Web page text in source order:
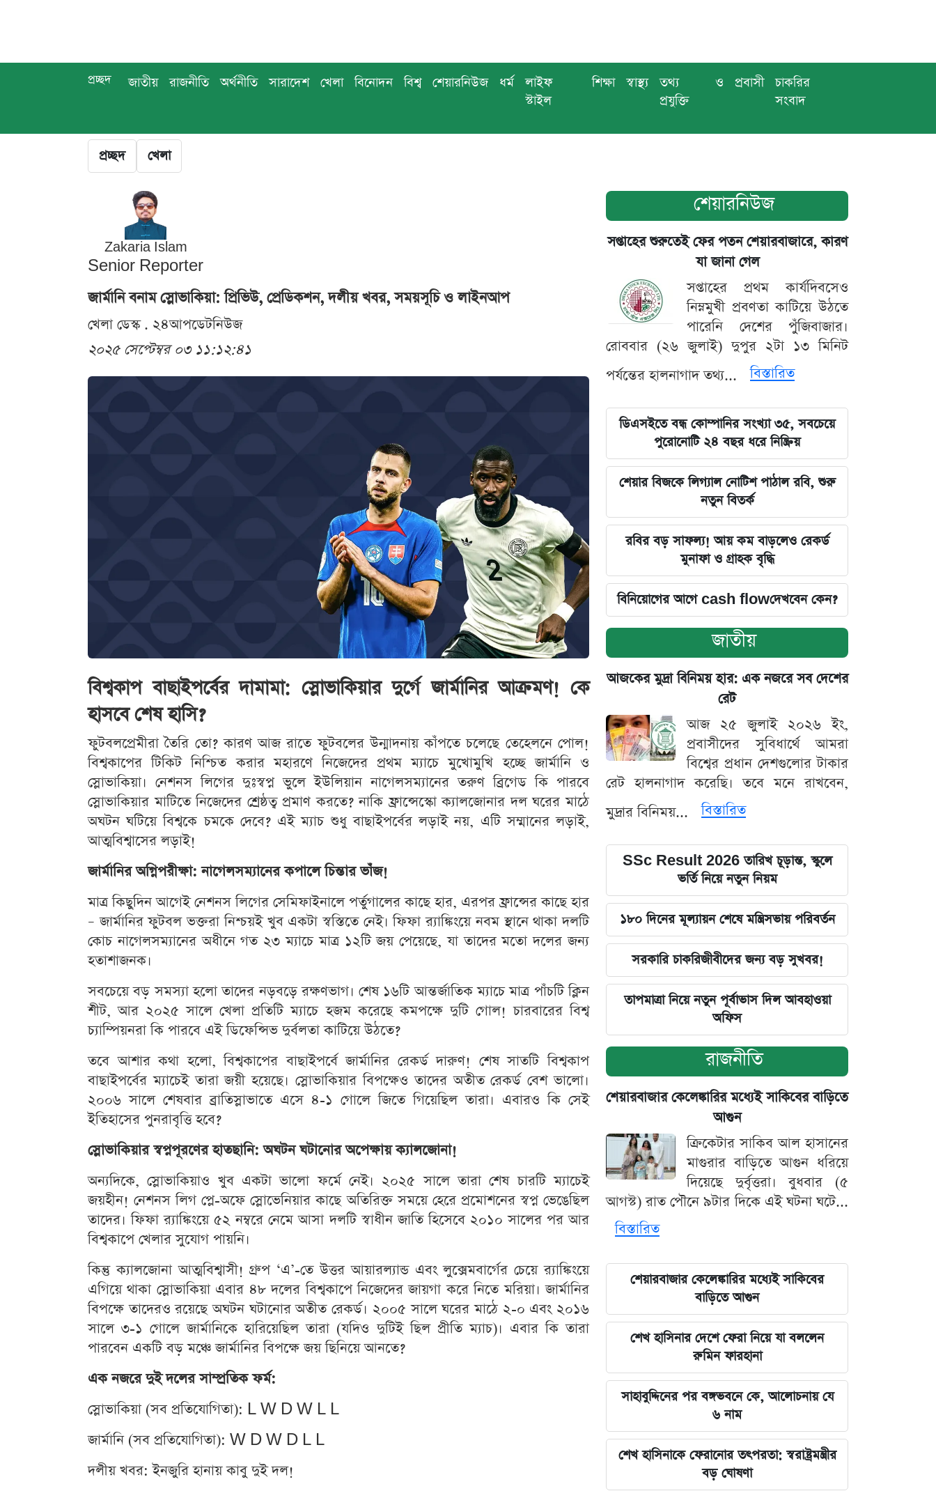
প্রচ্ছদ জাতীয় রাজনীতি অর্থনীতি সারাদেশ খেলা বিনোদন বিশ্ব শেয়ারনিউজ ধর্ম
লাইফ
স্টাইল
শিক্ষা স্বাস্থ্য
তথ্য ও
প্রযুক্তি
প্রবাসী
চাকরির
সংবাদ
প্রচ্ছদ খেলা
Zakaria Islam
Senior Reporter
জার্মানি বনাম স্লোভাকিয়া: প্রিভিউ, প্রেডিকশন, দলীয় খবর, সময়সূচি ও লাইনআপ
খেলা ডেস্ক . ২৪আপডেটনিউজ
২০২৫ সেপ্টেম্বর ০৩ ১১:১২:৪১
বিশ্বকাপ বাছাইপর্বের দামামা: স্লোভাকিয়ার দুর্গে জার্মানির আক্রমণ! কে
হাসবে শেষ হাসি?
ফুটবলপ্রেমীরা তৈরি তো? কারণ আজ রাতে ফুটবলের উন্মাদনায় কাঁপতে চলেছে তেহেলনে পোল!
বিশ্বকাপের টিকিট নিশ্চিত করার মহারণে নিজেদের প্রথম ম্যাচে মুখোমুখি হচ্ছে জার্মানি ও
স্লোভাকিয়া। নেশনস লিগের দুঃস্বপ্ন ভুলে ইউলিয়ান নাগেলসম্যানের তরুণ ব্রিগেড কি পারবে
স্লোভাকিয়ার মাটিতে নিজেদের শ্রেষ্ঠত্ব প্রমাণ করতে? নাকি ফ্রান্সেস্কো ক্যালজোনার দল ঘরের মাঠে
অঘটন ঘটিয়ে বিশ্বকে চমকে দেবে? এই ম্যাচ শুধু বাছাইপর্বের লড়াই নয়, এটি সম্মানের লড়াই,
আত্মবিশ্বাসের লড়াই!
জার্মানির অগ্নিপরীক্ষা: নাগেলসম্যানের কপালে চিন্তার ভাঁজ!
মাত্র কিছুদিন আগেই নেশনস লিগের সেমিফাইনালে পর্তুগালের কাছে হার, এরপর ফ্রান্সের কাছে হার
– জার্মানির ফুটবল ভক্তরা নিশ্চয়ই খুব একটা স্বস্তিতে নেই। ফিফা র‍্যাঙ্কিংয়ে নবম স্থানে থাকা দলটি
কোচ নাগেলসম্যানের অধীনে গত ২৩ ম্যাচে মাত্র ১২টি জয় পেয়েছে, যা তাদের মতো দলের জন্য
হতাশাজনক।
সবচেয়ে বড় সমস্যা হলো তাদের নড়বড়ে রক্ষণভাগ। শেষ ১৬টি আন্তর্জাতিক ম্যাচে মাত্র পাঁচটি ক্লিন
শীট, আর ২০২৫ সালে খেলা প্রতিটি ম্যাচে হজম করেছে কমপক্ষে দুটি গোল! চারবারের বিশ্ব
চ্যাম্পিয়নরা কি পারবে এই ডিফেন্সিভ দুর্বলতা কাটিয়ে উঠতে?
তবে আশার কথা হলো, বিশ্বকাপের বাছাইপর্বে জার্মানির রেকর্ড দারুণ! শেষ সাতটি বিশ্বকাপ
বাছাইপর্বের ম্যাচেই তারা জয়ী হয়েছে। স্লোভাকিয়ার বিপক্ষেও তাদের অতীত রেকর্ড বেশ ভালো।
২০০৬ সালে শেষবার ব্রাতিস্লাভাতে এসে ৪-১ গোলে জিতে গিয়েছিল তারা। এবারও কি সেই
ইতিহাসের পুনরাবৃত্তি হবে?
স্লোভাকিয়ার স্বপ্নপূরণের হাতছানি: অঘটন ঘটানোর অপেক্ষায় ক্যালজোনা!
অন্যদিকে, স্লোভাকিয়াও খুব একটা ভালো ফর্মে নেই। ২০২৫ সালে তারা শেষ চারটি ম্যাচেই
জয়হীন! নেশনস লিগ প্লে-অফে স্লোভেনিয়ার কাছে অতিরিক্ত সময়ে হেরে প্রমোশনের স্বপ্ন ভেঙেছিল
তাদের। ফিফা র‍্যাঙ্কিংয়ে ৫২ নম্বরে নেমে আসা দলটি স্বাধীন জাতি হিসেবে ২০১০ সালের পর আর
বিশ্বকাপে খেলার সুযোগ পায়নি।
কিন্তু ক্যালজোনা আত্মবিশ্বাসী! গ্রুপ ‘এ’-তে উত্তর আয়ারল্যান্ড এবং লুক্সেমবার্গের চেয়ে র‍্যাঙ্কিংয়ে
এগিয়ে থাকা স্লোভাকিয়া এবার ৪৮ দলের বিশ্বকাপে নিজেদের জায়গা করে নিতে মরিয়া। জার্মানির
বিপক্ষে তাদেরও রয়েছে অঘটন ঘটানোর অতীত রেকর্ড। ২০০৫ সালে ঘরের মাঠে ২-০ এবং ২০১৬
সালে ৩-১ গোলে জার্মানিকে হারিয়েছিল তারা (যদিও দুটিই ছিল প্রীতি ম্যাচ)। এবার কি তারা
পারবেন একটি বড় মঞ্চে জার্মানির বিপক্ষে জয় ছিনিয়ে আনতে?
এক নজরে দুই দলের সাম্প্রতিক ফর্ম:
স্লোভাকিয়া (সব প্রতিযোগিতা): L W D W L L
জার্মানি (সব প্রতিযোগিতা): W D W D L L
দলীয় খবর: ইনজুরি হানায় কাবু দুই দল!
শেয়ারনিউজ
সপ্তাহের শুরুতেই ফের পতন শেয়ারবাজারে, কারণ
যা জানা গেল
সপ্তাহের প্রথম কার্যদিবসেও
নিম্নমুখী প্রবণতা কাটিয়ে উঠতে
পারেনি দেশের পুঁজিবাজার।
রোববার (২৬ জুলাই) দুপুর ২টা ১৩ মিনিট
পর্যন্তের হালনাগাদ তথ্য...
বিস্তারিত
ডিএসইতে বন্ধ কোম্পানির সংখ্যা ৩৫, সবচেয়ে
পুরোনোটি ২৪ বছর ধরে নিষ্ক্রিয়
শেয়ার বিজকে লিগ্যাল নোটিশ পাঠাল রবি, শুরু
নতুন বিতর্ক
রবির বড় সাফল্য! আয় কম বাড়লেও রেকর্ড
মুনাফা ও গ্রাহক বৃদ্ধি
বিনিয়োগের আগে cash flowদেখবেন কেন?
জাতীয়
আজকের মুদ্রা বিনিময় হার: এক নজরে সব দেশের
রেট
আজ ২৫ জুলাই ২০২৬ ইং,
প্রবাসীদের সুবিধার্থে আমরা
বিশ্বের প্রধান দেশগুলোর টাকার
রেট হালনাগাদ করেছি। তবে মনে রাখবেন,
মুদ্রার বিনিময়...
বিস্তারিত
SSc Result 2026 তারিখ চূড়ান্ত, স্কুলে
ভর্তি নিয়ে নতুন নিয়ম
১৮০ দিনের মূল্যায়ন শেষে মন্ত্রিসভায় পরিবর্তন
সরকারি চাকরিজীবীদের জন্য বড় সুখবর!
তাপমাত্রা নিয়ে নতুন পূর্বাভাস দিল আবহাওয়া
অফিস
রাজনীতি
শেয়ারবাজার কেলেঙ্কারির মধ্যেই সাকিবের বাড়িতে
আগুন
ক্রিকেটার সাকিব আল হাসানের
মাগুরার বাড়িতে আগুন ধরিয়ে
দিয়েছে দুর্বৃত্তরা। বুধবার (৫
আগস্ট) রাত পৌনে ৯টার দিকে এই ঘটনা ঘটে...
বিস্তারিত
শেয়ারবাজার কেলেঙ্কারির মধ্যেই সাকিবের
বাড়িতে আগুন
শেখ হাসিনার দেশে ফেরা নিয়ে যা বললেন
রুমিন ফারহানা
সাহাবুদ্দিনের পর বঙ্গভবনে কে, আলোচনায় যে
৬ নাম
শেখ হাসিনাকে ফেরানোর তৎপরতা: স্বরাষ্ট্রমন্ত্রীর
বড় ঘোষণা